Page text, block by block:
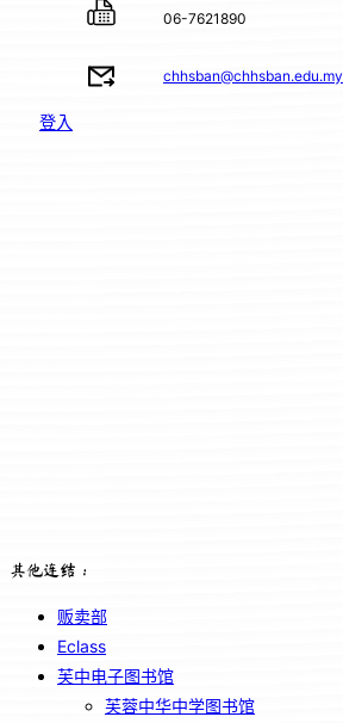
06-7621890
chhsban@chhsban.edu.my
登入
其他连结：
贩卖部
Eclass
芙中电子图书馆
芙蓉中华中学图书馆